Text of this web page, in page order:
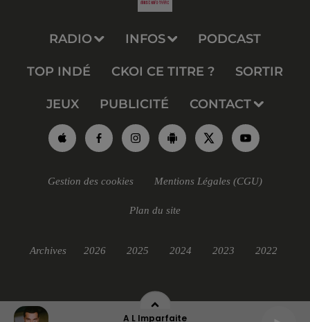
A L Imparfaite
RADIO INFOS PODCAST
TOP INDÉ CKOI CE TITRE ? SORTIR
JEUX PUBLICITÉ CONTACT
Gestion des cookies Mentions Légales (CGU)
Plan du site
Archives 2026 2025 2024 2023 2022